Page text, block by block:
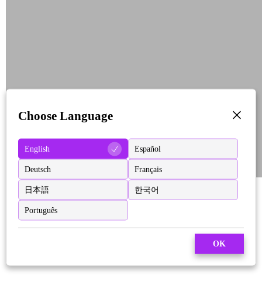
Choose Language
English Español
Deutsch Français
日本語 한국어
Português
OK